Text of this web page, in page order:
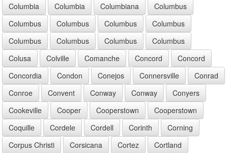
Columbia
Columbia Columbiana
Columbus
Columbus
Columbus Columbus
Columbus
Columbus
Columbus Columbus
Columbus
Colusa
Colville Comanche Concord
Concord
Concordia
Condon Conejos Connersville
Conrad
Conroe
Convent Conway Conway
Conyers
Cookeville
Cooper Cooperstown
Cooperstown
Coquille
Cordele Cordell Corinth
Corning
Corpus Christi
Corsicana Cortez
Cortland